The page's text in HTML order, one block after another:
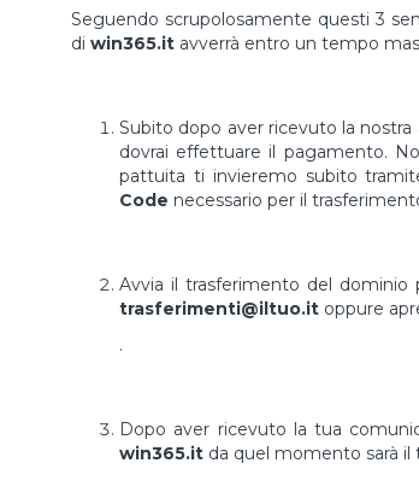
Seguendo scrupolosamente questi 3
di win365.it avverrà entro un tempo
Subito dopo aver ricevuto la
dovrai effettuare il pagamento.
pattuita ti invieremo subito
Code necessario per il
Avvia il trasferimento del dominio
trasferimenti@iltuo.it oppure
.
Dopo aver ricevuto la tua
win365.it da quel momento sarà il